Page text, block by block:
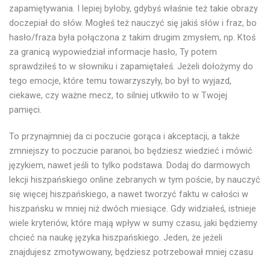
zapamiętywania. I lepiej byłoby, gdybyś właśnie też takie obrazy
doczepiał do słów. Mogłeś też nauczyć się jakiś słów i fraz, bo
hasło/fraza była połączona z takim drugim zmysłem, np. Ktoś
za granicą wypowiedział informacje hasło, Ty potem
sprawdziłeś to w słowniku i zapamiętałeś. Jeżeli dołożymy do
tego emocje, które temu towarzyszyły, bo był to wyjazd,
ciekawe, czy ważne mecz, to silniej utkwiło to w Twojej
pamięci.
To przynajmniej da ci poczucie gorąca i akceptacji, a także
zmniejszy to poczucie paranoi, bo będziesz wiedzieć i mówić
językiem, nawet jeśli to tylko podstawa. Dodaj do darmowych
lekcji hiszpańskiego online zebranych w tym poście, by nauczyć
się więcej hiszpańskiego, a nawet tworzyć faktu w całości w
hiszpańsku w mniej niż dwóch miesiące. Gdy widziałeś, istnieje
wiele kryteriów, które mają wpływ w sumy czasu, jaki będziemy
chcieć na naukę języka hiszpańskiego. Jeden, że jeżeli
znajdujesz zmotywowany, będziesz potrzebował mniej czasu